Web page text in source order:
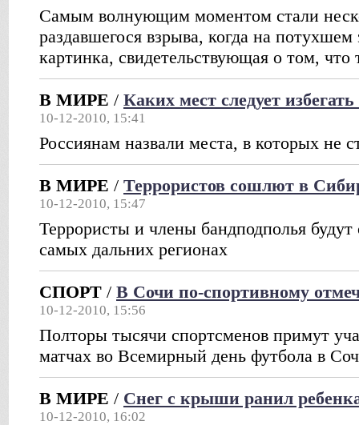
Самым волнующим моментом стали
раздавшегося взрыва, когда на потухшем
картинка, свидетельствующая о том, что
В МИРЕ / Каких мест следует
10-12-2010, 15:41
Россиянам назвали места, в которых не
В МИРЕ / Террористов сошлют в
10-12-2010, 15:47
Террористы и члены бандподполья будут
самых дальних регионах
СПОРТ / В Сочи по-спортивному
10-12-2010, 15:56
Полторы тысячи спортсменов примут
матчах во Всемирный день футбола в
В МИРЕ / Снег с крыши ранил
10-12-2010, 16:02